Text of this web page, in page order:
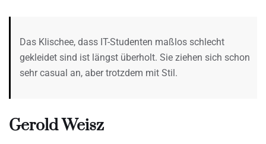
Das Klischee, dass IT-Studenten maßlos schlecht
gekleidet sind ist längst überholt. Sie ziehen sich schon
sehr casual an, aber trotzdem mit Stil.
Gerold Weisz